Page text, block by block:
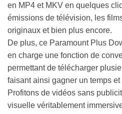
en MP4 et MKV en quelques
émissions de télévision, les
originaux et bien plus encore.
De plus, ce Paramount Plus
en charge une fonction de
permettant de télécharger
faisant ainsi gagner un temps
Profitons de vidéos sans
visuelle véritablement